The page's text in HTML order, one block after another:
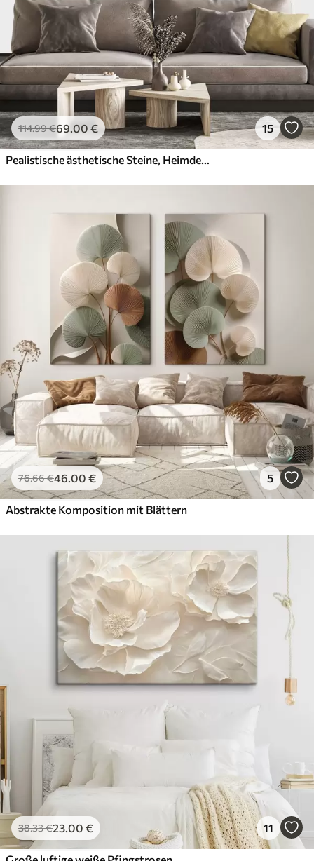
114.99€69.00 € 15
Pealistische ästhetische Steine, Heimdekoration, natürliche Beleuchtung
76.66€46.00 € 5
Abstrakte Komposition mit Blättern
38.33€23.00 € 11